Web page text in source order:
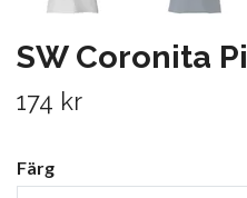
SW Coronita
174 kr
Färg